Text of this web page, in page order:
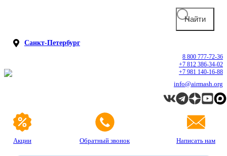
Санкт-Петербург
Акции Обратный звонок Написать нам
8 800 777-72-36
+7 812 386-34-02
+7 981 140-16-88
info@airmash.org